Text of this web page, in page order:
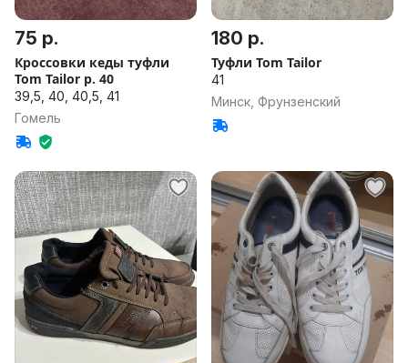
75 р.
Кроссовки кеды туфли
Tom Tailor р. 40
39,5, 40, 40,5, 41
Гомель
180 р.
Туфли Tom Tailor
41
Минск, Фрунзенский